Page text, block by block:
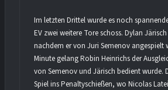
Im letzten Drittel wurde es noch
EV zwei weitere Tore schoss. Dylan
nachdem er von Juri Semenov angespielt
Minute gelang Robin Heinrichs der
von Semenov und Järisch bedient wurde.
Spiel ins Penaltyschießen, wo Nicolas